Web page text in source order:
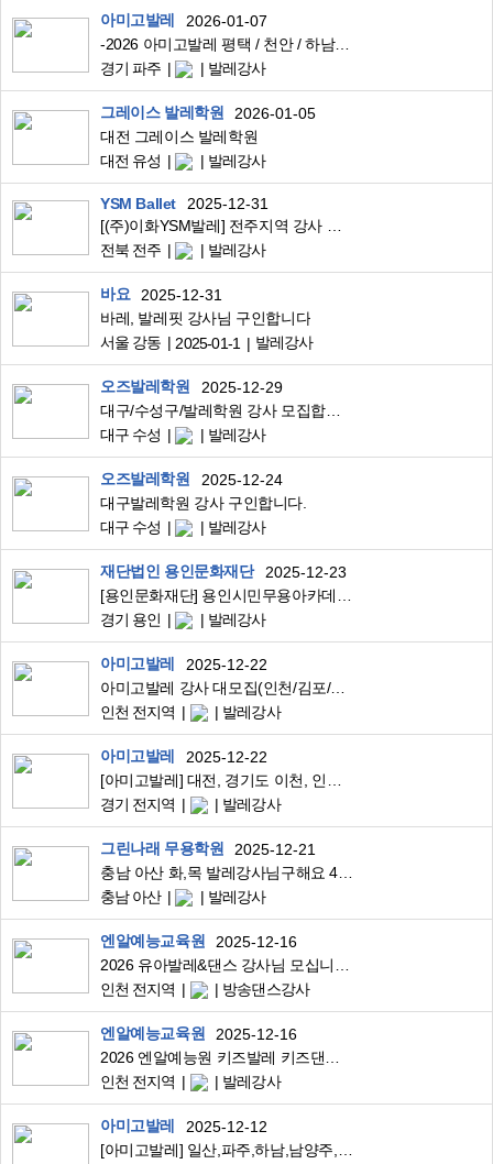
아미고발레
2026-01-07
-2026 아미고발레 평택 / 천안 / 하남 / 구리 / 대전 / 경기도 이천 / 파주 / 일산 지역 강사 대모집-
경기 파주
발레강사
그레이스 발레학원
2026-01-05
대전 그레이스 발레학원
대전 유성
발레강사
YSM Ballet
2025-12-31
전북 전주
발레강사
바요
2025-12-31
바레, 발레핏 강사님 구인합니다
서울 강동
2025-01-1 발레강사
오즈발레학원
2025-12-29
대구/수성구/발레학원 강사 모집합니다
대구 수성
발레강사
오즈발레학원
2025-12-24
대구발레학원 강사 구인합니다.
대구 수성
발레강사
재단법인 용인문화재단
2025-12-23
경기 용인
발레강사
아미고발레
2025-12-22
아미고발레 강사 대모집(인천/김포/파주/일산/이천/하남)
인천 전지역
발레강사
아미고발레
2025-12-22
경기 전지역
발레강사
그린나래 무용학원
2025-12-21
충남 아산
발레강사
엔알예능교육원
2025-12-16
인천 전지역
방송댄스강사
엔알예능교육원
2025-12-16
인천 전지역
발레강사
아미고발레
2025-12-12